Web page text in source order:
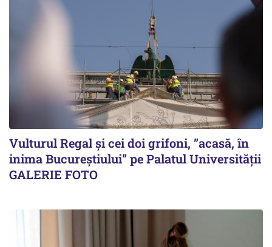
Vulturul Regal și cei doi grifoni, ”acasă, în
inima Bucureștiului” pe Palatul Universității
GALERIE FOTO